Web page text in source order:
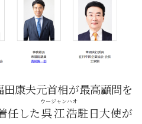
康夫元首相が最高顧問を
任した呉江浩
ウージャンハオ
駐日大使が